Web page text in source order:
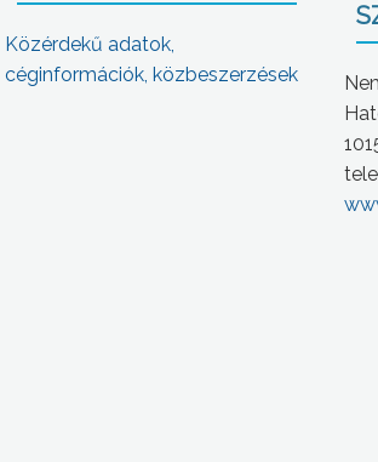
Közérdekű adatok,
céginformációk, közbeszerzések